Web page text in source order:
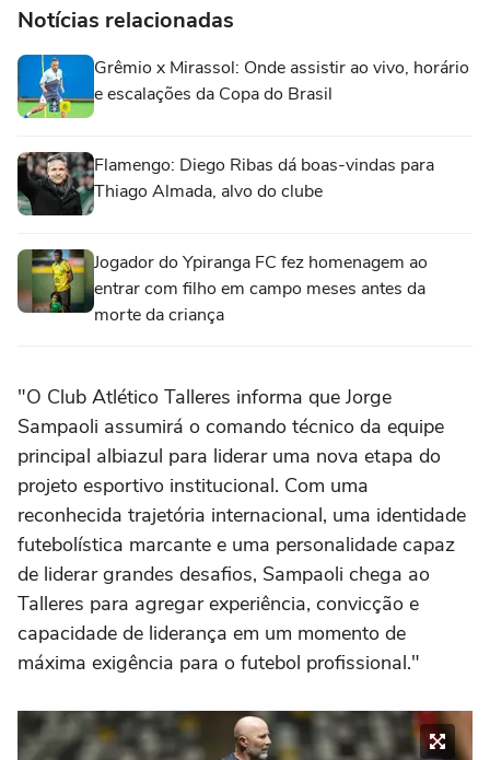
Notícias relacionadas
Grêmio x Mirassol: Onde assistir ao vivo, horário
e escalações da Copa do Brasil
Flamengo: Diego Ribas dá boas-vindas para
Thiago Almada, alvo do clube
Jogador do Ypiranga FC fez homenagem ao
entrar com filho em campo meses antes da
morte da criança
"O Club Atlético Talleres informa que Jorge
Sampaoli assumirá o comando técnico da equipe
principal albiazul para liderar uma nova etapa do
projeto esportivo institucional. Com uma
reconhecida trajetória internacional, uma identidade
futebolística marcante e uma personalidade capaz
de liderar grandes desafios, Sampaoli chega ao
Talleres para agregar experiência, convicção e
capacidade de liderança em um momento de
máxima exigência para o futebol profissional."